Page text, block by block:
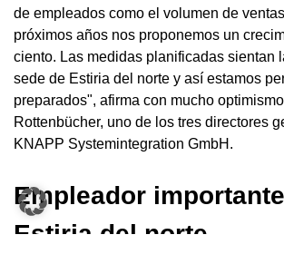
de empleados como el volumen de
próximos años nos proponemos un
ciento. Las medidas planificadas sientan
sede de Estiria del norte y así estamos
preparados", afirma con mucho
Rottenbücher, uno de los tres directores
KNAPP Systemintegration GmbH.
Empleador
Estiria del norte